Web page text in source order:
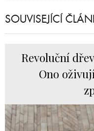
SOUVISEJÍCÍ
Revoluční
Ono